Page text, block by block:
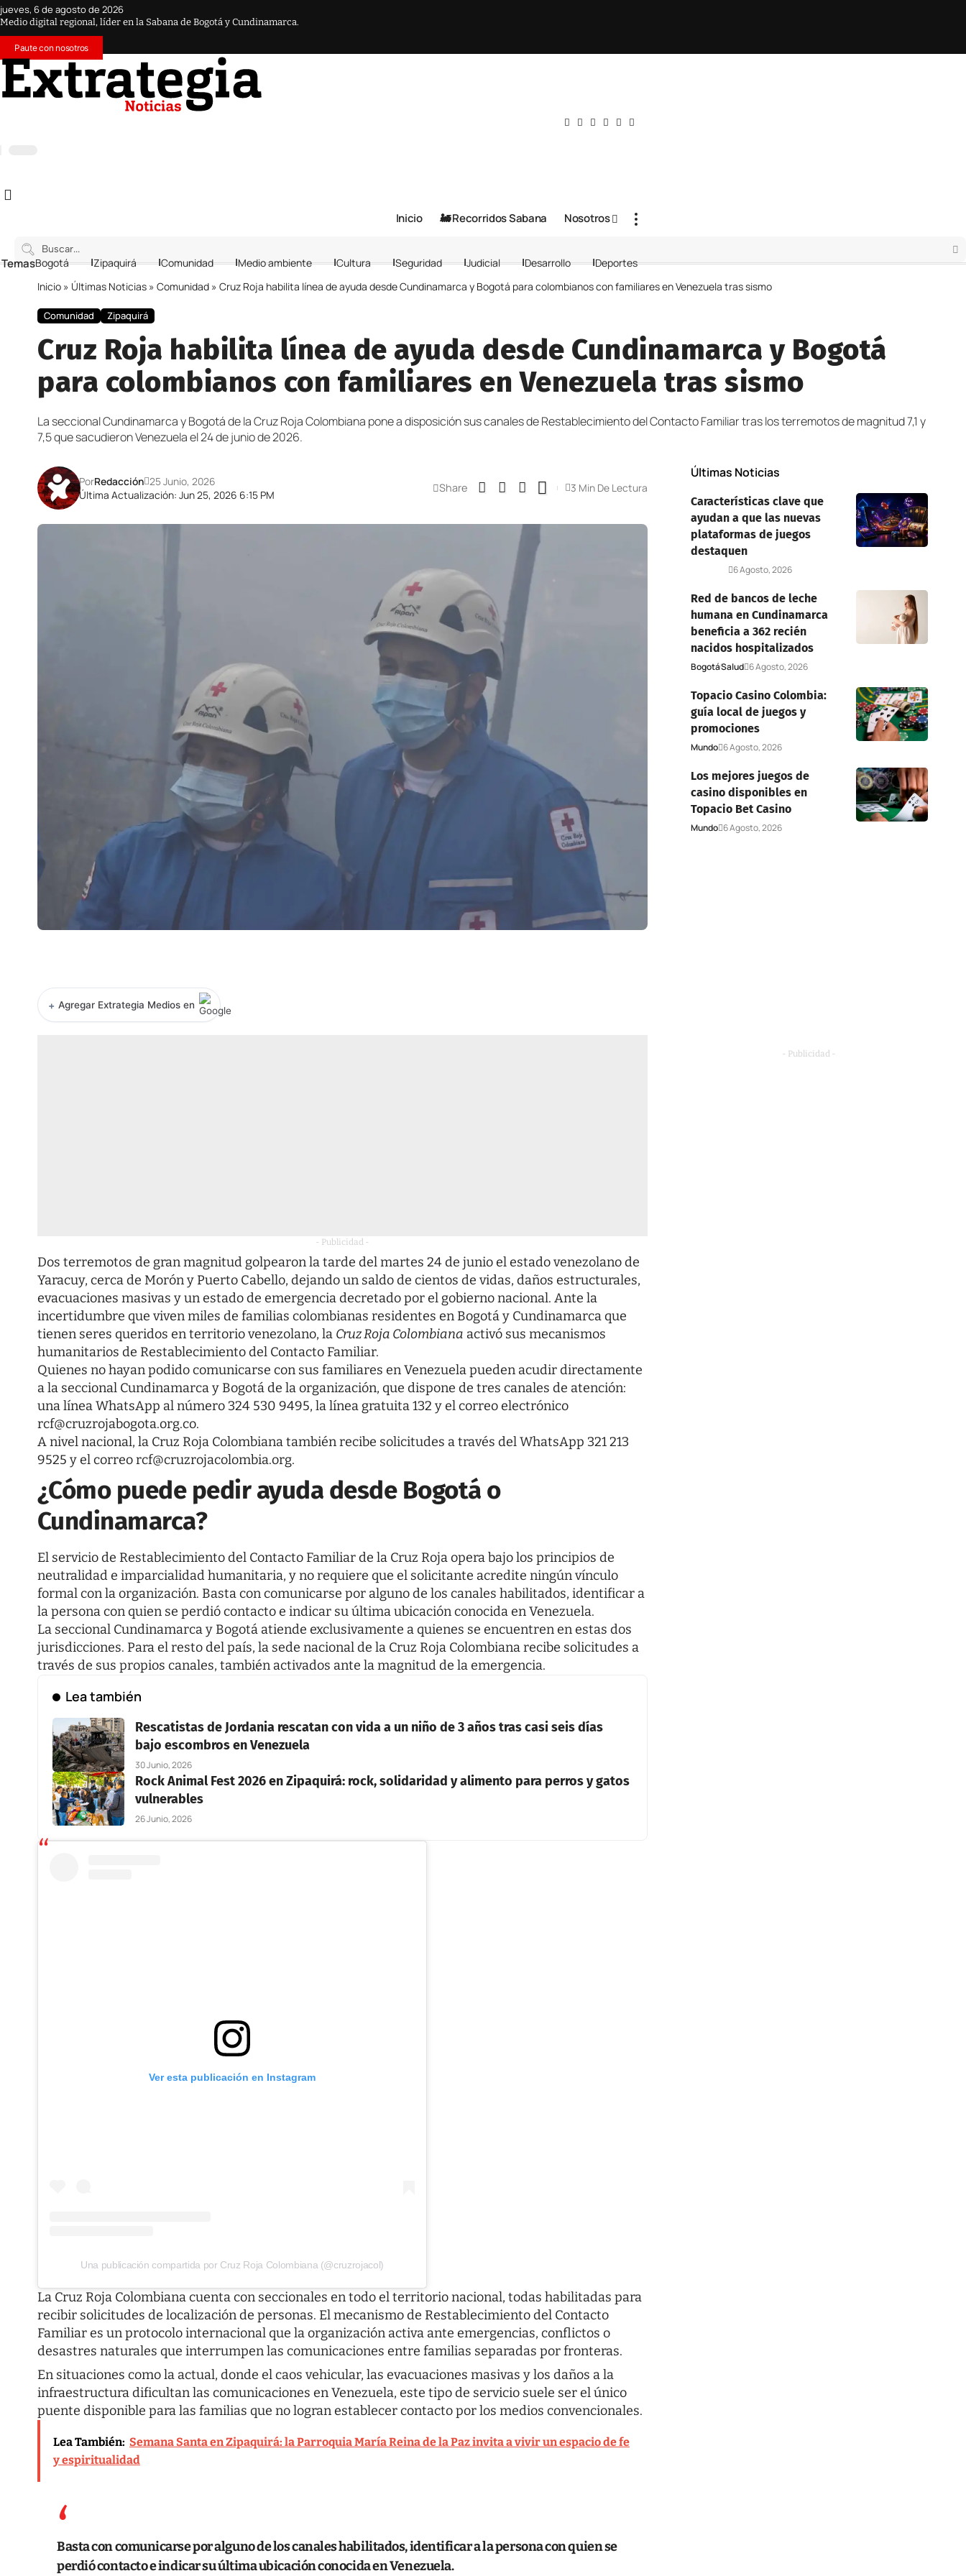
jueves, 6 de agosto de 2026
Medio digital regional, líder en la Sabana de Bogotá y Cundinamarca.
Paute con nosotros
Inicio 🚂 Recorridos Sabana Nosotros
Bogotá Zipaquirá Comunidad Medio ambiente Cultura Seguridad Judicial Desarrollo
Deportes
Inicio » Últimas Noticias » Comunidad » Cruz Roja habilita línea de ayuda desde Cundinamarca y Bogotá para colombianos con familiares en Venezuela tras sismo
Comunidad Zipaquirá
Cruz Roja habilita línea de ayuda desde Cundinamarca y Bogotá
para colombianos con familiares en Venezuela tras sismo
La seccional Cundinamarca y Bogotá de la Cruz Roja Colombiana pone a disposición sus canales de Restablecimiento del Contacto Familiar tras los terremotos de magnitud 7,1 y
7,5 que sacudieron Venezuela el 24 de junio de 2026.
Última Actualización: Jun 25, 2026 6:15 PM
PorRedacción 25 Junio, 2026 Share 3 Min De Lectura
+ Agregar Extrategia Medios en
- Publicidad -
Dos terremotos de gran magnitud golpearon la tarde del martes 24 de junio el estado venezolano de
Yaracuy, cerca de Morón y Puerto Cabello, dejando un saldo de cientos de vidas, daños estructurales,
evacuaciones masivas y un estado de emergencia decretado por el gobierno nacional. Ante la
incertidumbre que viven miles de familias colombianas residentes en Bogotá y Cundinamarca que
tienen seres queridos en territorio venezolano, la Cruz Roja Colombiana activó sus mecanismos
humanitarios de Restablecimiento del Contacto Familiar.
Quienes no hayan podido comunicarse con sus familiares en Venezuela pueden acudir directamente
a la seccional Cundinamarca y Bogotá de la organización, que dispone de tres canales de atención:
una línea WhatsApp al número 324 530 9495, la línea gratuita 132 y el correo electrónico
rcf@cruzrojabogota.org.co.
A nivel nacional, la Cruz Roja Colombiana también recibe solicitudes a través del WhatsApp 321 213
9525 y el correorcf@cruzrojacolombia.org.
¿Cómo puede pedir ayuda desde Bogotá o
Cundinamarca?
El servicio de Restablecimiento del Contacto Familiar de la Cruz Roja opera bajo los principios de
neutralidad e imparcialidad humanitaria, y no requiere que el solicitante acredite ningún vínculo
formal con la organización. Basta con comunicarse por alguno de los canales habilitados, identificar a
la persona con quien se perdió contacto e indicar su última ubicación conocida en Venezuela.
La seccional Cundinamarca y Bogotá atiende exclusivamente a quienes se encuentren en estas dos
jurisdicciones. Para el resto del país, la sede nacional de la Cruz Roja Colombiana recibe solicitudes a
través de sus propios canales, también activados ante la magnitud de la emergencia.
Lea también
Rescatistas de Jordania rescatan con vida a un niño de 3 años tras casi seis días
bajo escombros en Venezuela
30 Junio, 2026
Rock Animal Fest 2026 en Zipaquirá: rock, solidaridad y alimento para perros y gatos
vulnerables
26 Junio, 2026
Ver esta publicación en Instagram
Una publicación compartida por Cruz Roja Colombiana (@cruzrojacol)
La Cruz Roja Colombiana cuenta con seccionales en todo el territorio nacional, todas habilitadas para
recibir solicitudes de localización de personas. El mecanismo de Restablecimiento del Contacto
Familiar es un protocolo internacional que la organización activa ante emergencias, conflictos o
desastres naturales que interrumpen las comunicaciones entre familias separadas por fronteras.
En situaciones como la actual, donde el caos vehicular, las evacuaciones masivas y los daños a la
infraestructura dificultan las comunicaciones en Venezuela, este tipo de servicio suele ser el único
puente disponible para las familias que no logran establecer contacto por los medios convencionales.
Lea También: Semana Santa en Zipaquirá: la Parroquia María Reina de la Paz invita a vivir un espacio de fe
y espiritualidad
Basta con comunicarse por alguno de los canales habilitados, identificar a la persona con quien se
perdió contacto e indicar su última ubicación conocida en Venezuela.
Últimas Noticias
Características clave que
ayudan a que las nuevas
plataformas de juegos
destaquen
6 Agosto, 2026
Red de bancos de leche
humana en Cundinamarca
beneficia a 362 recién
nacidos hospitalizados
BogotáSalud 6 Agosto, 2026
Topacio Casino Colombia:
guía local de juegos y
promociones
Mundo 6 Agosto, 2026
Los mejores juegos de
casino disponibles en
Topacio Bet Casino
Mundo 6 Agosto, 2026
- Publicidad -